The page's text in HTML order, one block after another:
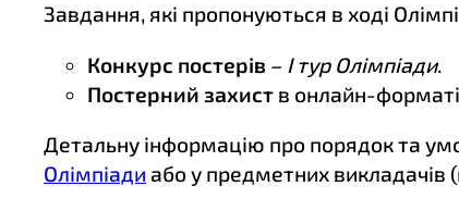
Завдання, які пропонуються в ході
Конкурс постерів – І тур Олімпіади.
Постерний захист в онлайн-
Детальну інформацію про порядок та
Олімпіади або у предметних викладачів